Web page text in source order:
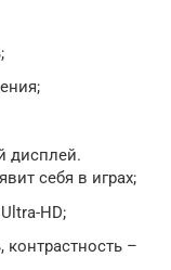
дисплей.
себя в играх;
HD;
контрастность –